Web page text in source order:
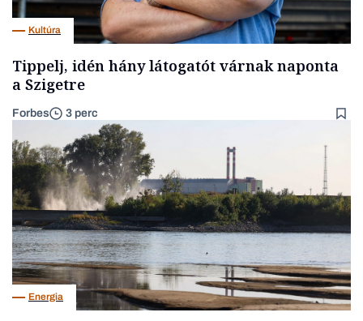
Kultúra
Tippelj, idén hány látogatót várnak naponta
a Szigetre
Forbes 3 perc
Energia